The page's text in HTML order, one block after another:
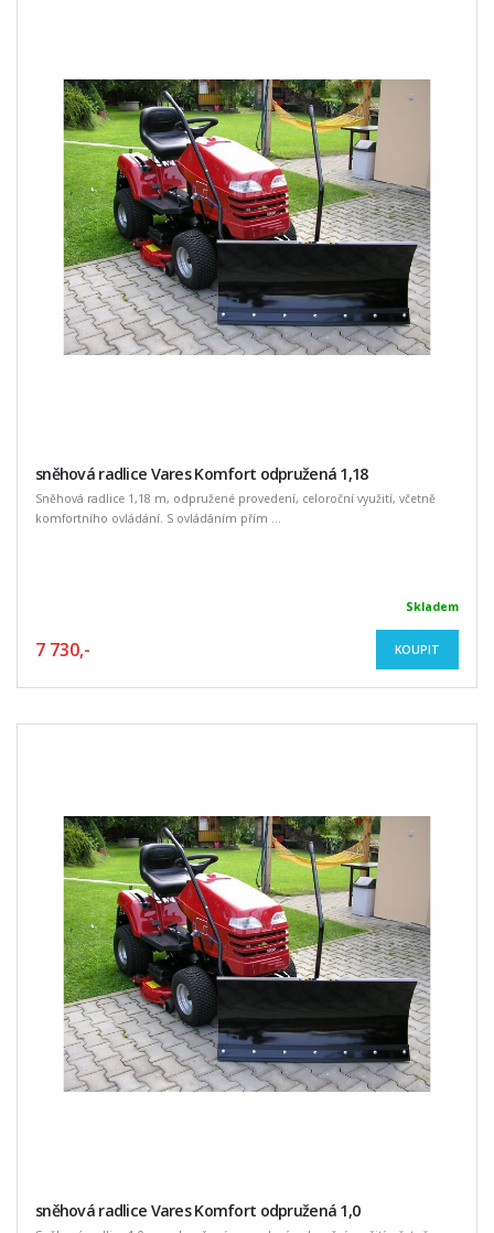
sněhová radlice Vares Komfort odpružená 1,18
Sněhová radlice 1,18 m, odpružené provedení, celoroční využití, včetně
komfortního ovládání. S ovládáním přím ...
Skladem
7 730,- KOUPIT
sněhová radlice Vares Komfort odpružená 1,0